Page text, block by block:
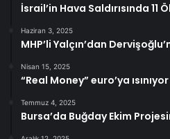
İsrail’in Hava Saldırısında 11
Haziran 3, 2025
MHP’li Yalçın’dan
Nisan 15, 2025
“Real Money” euro’ya
Temmuz 4, 2025
Bursa’da Buğday Ekim